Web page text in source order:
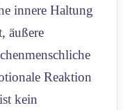
innere Haltung
äußere
Reaktion
kein